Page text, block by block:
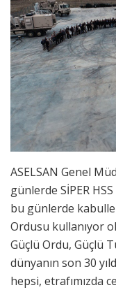
ASELSAN Genel
günlerde SİPER HSS
bu günlerde
Ordusu kullanıyor
Güçlü Ordu, Güçlü
dünyanın son 30
hepsi, etrafımızda